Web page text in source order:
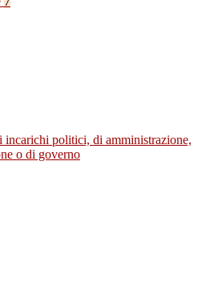
incarichi politici, di amministrazione,
o di governo